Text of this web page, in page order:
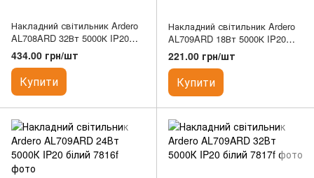
Накладний світильник Ardero
AL708ARD 32Вт 5000К IP20
білий
434.00 грн/шт
Купити
Накладний світильник Ardero
AL709ARD 18Вт 5000К IP20
білий
221.00 грн/шт
Купити